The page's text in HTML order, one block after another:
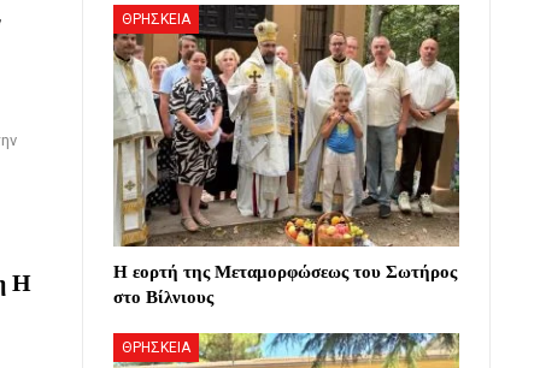
Η
ΘΡΗΣΚΕΙΑ
Η εορτή της Μεταμορφώσεως του Σωτήρος
στο Βίλνιους
ΘΡΗΣΚΕΙΑ